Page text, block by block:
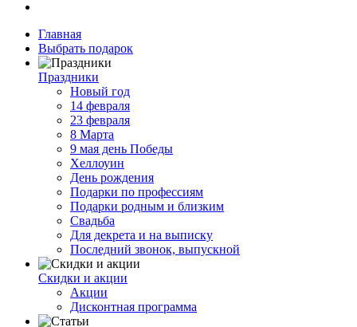
Главная
Выбрать подарок
Праздники
Новый год
14 февраля
23 февраля
8 Марта
9 мая день Победы
Хеллоуин
День рождения
Подарки по профессиям
Подарки родным и близким
Свадьба
Для декрета и на выписку
Последний звонок, выпускной
Скидки и акции
Акции
Дисконтная программа